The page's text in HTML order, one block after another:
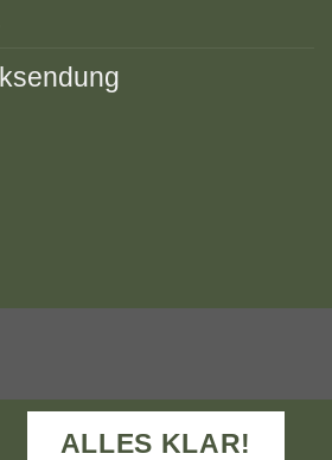
KONTAKT
ALLES KLAR!